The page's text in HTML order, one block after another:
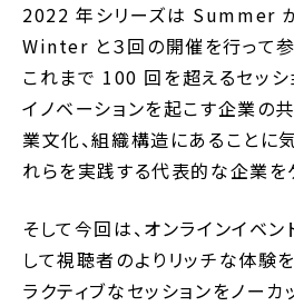
2022 年シリーズは Summer
Winter と３回の開催を行って参
これまで 100 回を超えるセッシ
イノベーションを起こす企業の
業文化、組織構造にあることに
れらを実践する代表的な企業を
そして今回は、オンラインイベ
して視聴者のよりリッチな体験
ラクティブなセッションをノー